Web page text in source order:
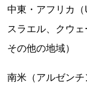
中東・アフリカ
スラエル、クウェ
その他の地域）
南米（アルゼンチ